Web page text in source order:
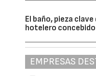
El baño, pieza
hotelero
EMPRESAS